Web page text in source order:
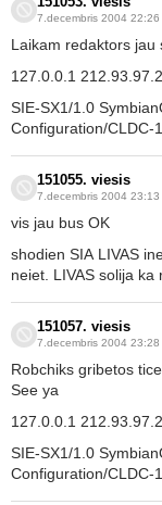
7.decembris 2004 22:26
Laikam redaktors jau
127.0.0.1
SIE-SX1/1.0
Configuration/CLDC-
151055. viesis
7.decembris 2004 23:13
vis jau bus OK
shodien SIA LIVAS
neiet. LIVAS solija
151057. viesis
7.decembris 2004 23:28
Robchiks gribetos
See ya
127.0.0.1
SIE-SX1/1.0
Configuration/CLDC-